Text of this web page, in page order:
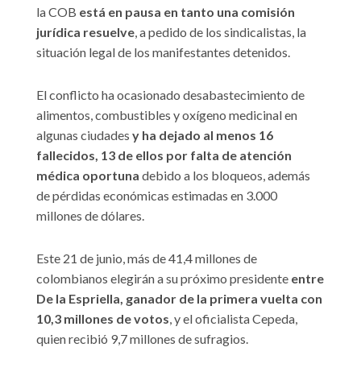
la COB está en pausa en tanto una comisión
jurídica resuelve , a pedido de los sindicalistas, la
situación legal de los manifestantes detenidos.
El conflicto ha ocasionado desabastecimiento de
alimentos, combustibles y oxígeno medicinal en
algunas ciudades y ha dejado al menos 16
fallecidos, 13 de ellos por falta de atención
médica oportuna debido a los bloqueos, además
de pérdidas económicas estimadas en 3.000
millones de dólares.
Este 21 de junio, más de 41,4 millones de
colombianos elegirán a su próximo presidente entre
De la Espriella, ganador de la primera vuelta con
10,3 millones de votos , y el oficialista Cepeda,
quien recibió 9,7 millones de sufragios.